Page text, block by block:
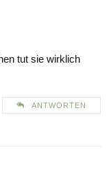
tut sie wirklich
ANTWORTEN